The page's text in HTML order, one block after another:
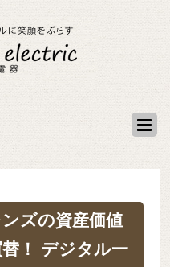
ズの資産価値
！ デジタル一